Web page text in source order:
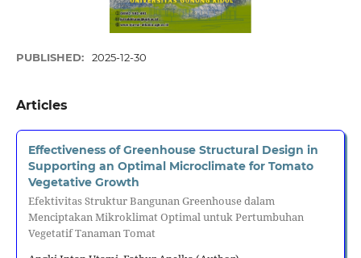
PUBLISHED: 2025-12-30
Articles
Effectiveness of Greenhouse Structural Design in
Supporting an Optimal Microclimate for Tomato
Vegetative Growth
Efektivitas Struktur Bangunan Greenhouse dalam
Menciptakan Mikroklimat Optimal untuk Pertumbuhan
Vegetatif Tanaman Tomat